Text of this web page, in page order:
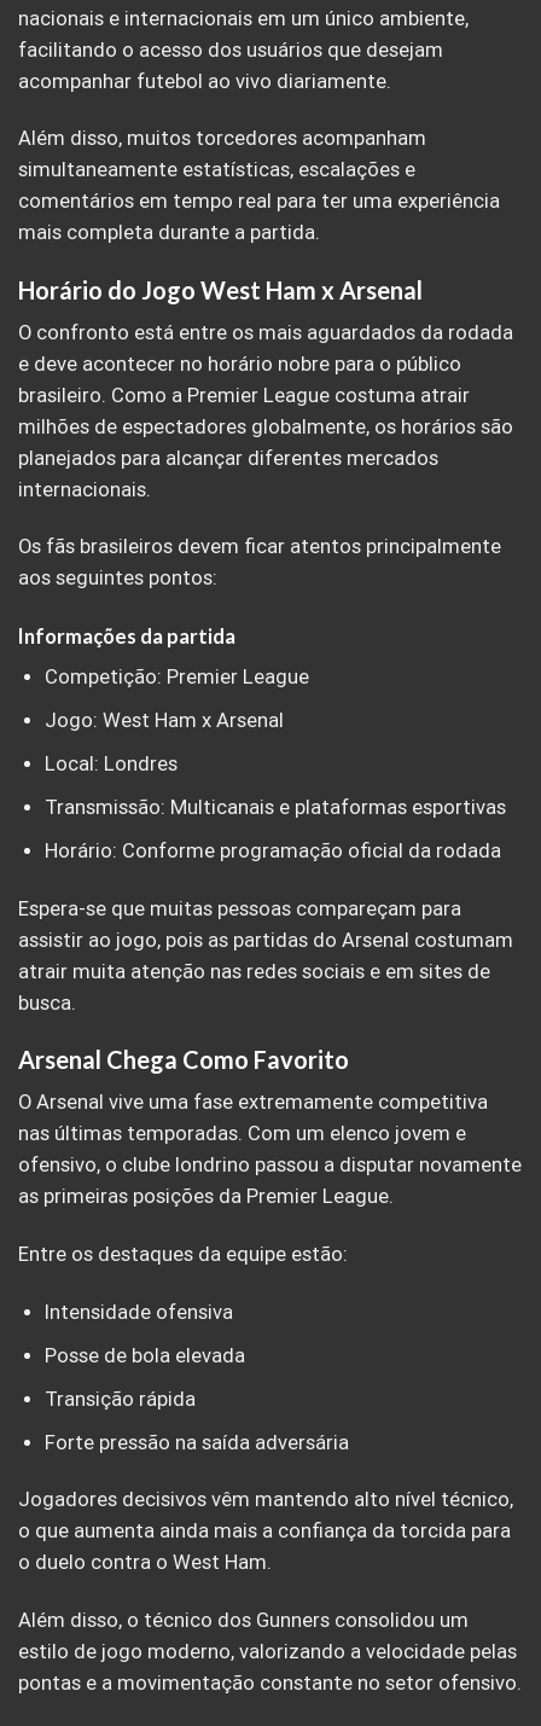
nacionais e internacionais em um único ambiente,
facilitando o acesso dos usuários que desejam
acompanhar futebol ao vivo diariamente.
Além disso, muitos torcedores acompanham
simultaneamente estatísticas, escalações e
comentários em tempo real para ter uma experiência
mais completa durante a partida.
Horário do Jogo West Ham x Arsenal
O confronto está entre os mais aguardados da rodada
e deve acontecer no horário nobre para o público
brasileiro. Como a Premier League costuma atrair
milhões de espectadores globalmente, os horários são
planejados para alcançar diferentes mercados
internacionais.
Os fãs brasileiros devem ficar atentos principalmente
aos seguintes pontos:
Informações da partida
Competição: Premier League
Jogo: West Ham x Arsenal
Local: Londres
Transmissão: Multicanais e plataformas esportivas
Horário: Conforme programação oficial da rodada
Espera-se que muitas pessoas compareçam para
assistir ao jogo, pois as partidas do Arsenal costumam
atrair muita atenção nas redes sociais e em sites de
busca.
Arsenal Chega Como Favorito
O Arsenal vive uma fase extremamente competitiva
nas últimas temporadas. Com um elenco jovem e
ofensivo, o clube londrino passou a disputar novamente
as primeiras posições da Premier League.
Entre os destaques da equipe estão:
Intensidade ofensiva
Posse de bola elevada
Transição rápida
Forte pressão na saída adversária
Jogadores decisivos vêm mantendo alto nível técnico,
o que aumenta ainda mais a confiança da torcida para
o duelo contra o West Ham.
Além disso, o técnico dos Gunners consolidou um
estilo de jogo moderno, valorizando a velocidade pelas
pontas e a movimentação constante no setor ofensivo.